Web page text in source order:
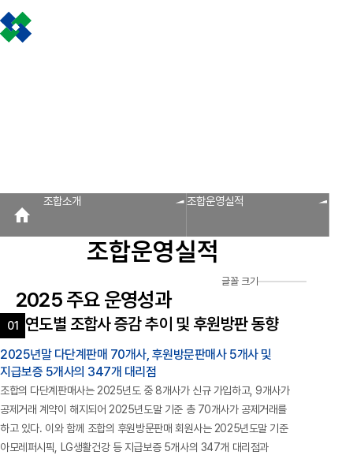
조합소개
인사말
판매원/소비자
알림마당
공지사항
홍보센터
홍보자료홍보영상연차보고서보도자료
조합소개 조합운영실적
조합운영실적
글꼴 크기
2025 주요 운영성과
연도별 조합사 증감 추이 및 후원방판 동향
2025년말 다단계판매 70개사, 후원방문판매사 5개사 및
지급보증 5개사의 347개 대리점
조합의 다단계판매사는 2025년도 중 8개사가 신규 가입하고, 9개사가
공제거래 계약이 해지되어 2025년도말 기준 총 70개사가 공제거래를
하고 있다. 이와 함께 조합의 후원방문판매 회원사는 2025년도말 기준
아모레퍼시픽, LG생활건강 등 지급보증 5개사의 347개 대리점과